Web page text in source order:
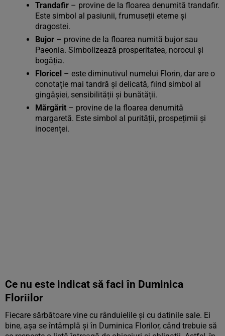
Trandafir – provine de la floarea denumită trandafir.
Este simbol al pasiunii, frumuseții eterne și
dragostei.
Bujor – provine de la floarea numită bujor sau
Paeonia. Simbolizează prosperitatea, norocul și
bogăția.
Floricel – este diminutivul numelui Florin, dar are o
conotație mai tandră și delicată, fiind simbol al
gingășiei, sensibilității și bunătății.
Mărgărit – provine de la floarea denumită
margaretă. Este simbol al purității, prospețimii și
inocenței.
Ce nu este indicat să faci în Duminica
Floriilor
Fiecare sărbătoare vine cu rânduielile și cu datinile sale. Ei
bine, așa se întâmplă și în Duminica Florilor, când trebuie să